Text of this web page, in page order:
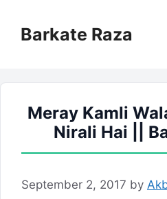
contentBarkate Raza
Meray Kamli
Nirali Hai ||
September 2, 2017 by